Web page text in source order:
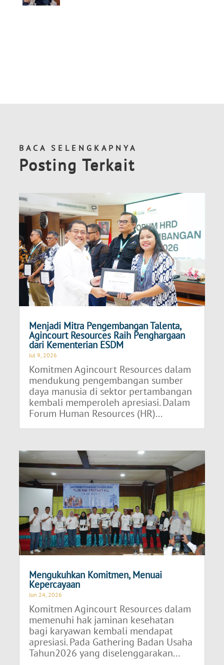
BACA SELENGKAPNYA
Posting Terkait
Menjadi Mitra Pengembangan Talenta,
Agincourt Resources Raih Penghargaan
dari Kementerian ESDM
Jul 9, 2026
Komitmen Agincourt Resources dalam
mendukung pengembangan sumber
daya manusia di sektor pertambangan
kembali memperoleh apresiasi. Dalam
Forum Human Resources (HR)...
Mengukuhkan Komitmen, Menuai
Kepercayaan
Jun 24, 2026
Komitmen Agincourt Resources dalam
memenuhi hak jaminan kesehatan
bagi karyawan kembali mendapat
apresiasi. Pada Gathering Badan Usaha
Tahun2026 yang diselenggarakan...